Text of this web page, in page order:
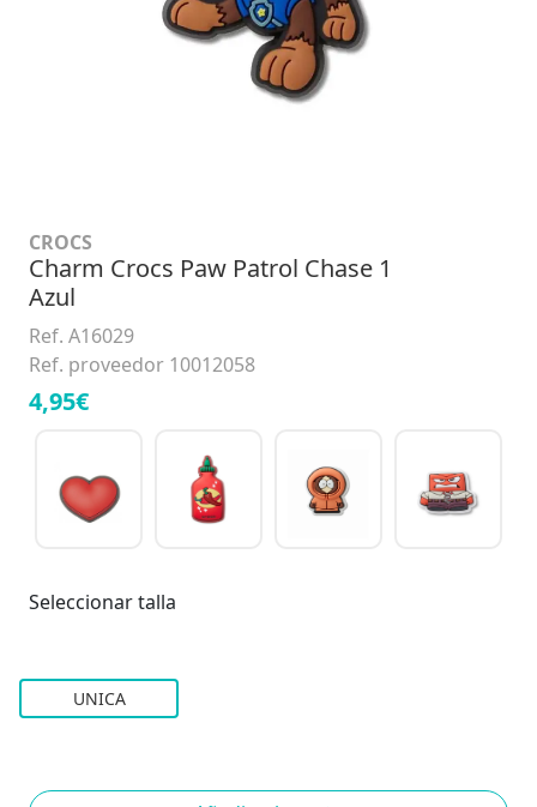
CROCS
Charm Crocs Paw Patrol Chase 1
Azul
Ref. A16029
Ref. proveedor 10012058
4,95€
Seleccionar talla
UNICA